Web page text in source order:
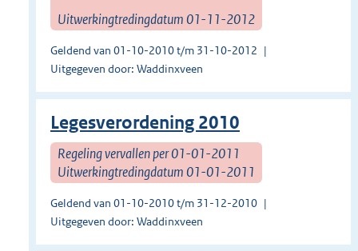
Uitwerkingtredingdatum 01-11-2012
Geldend van 01-10-2010 t/m 31-10-2012
Uitgegeven door: Waddinxveen
Legesverordening 2010
Regeling vervallen per 01-01-2011
Uitwerkingtredingdatum 01-01-2011
Geldend van 01-10-2010 t/m 31-12-2010
Uitgegeven door: Waddinxveen